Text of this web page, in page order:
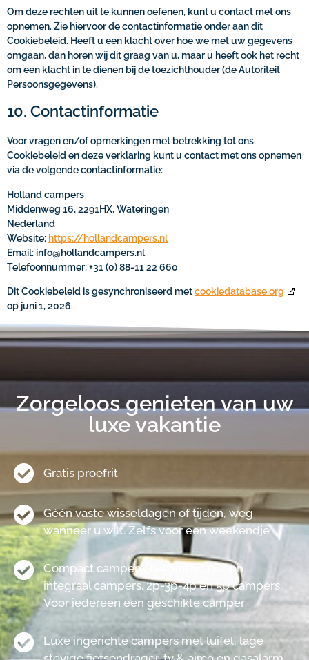
Om deze rechten uit te kunnen oefenen, kunt u contact met ons
opnemen. Zie hiervoor de contactinformatie onder aan dit
Cookiebeleid. Heeft u een klacht over hoe we met uw gegevens
omgaan, dan horen wij dit graag van u, maar u heeft ook het recht
om een klacht in te dienen bij de toezichthouder (de Autoriteit
Persoonsgegevens).
10. Contactinformatie
Voor vragen en/of opmerkingen met betrekking tot ons
Cookiebeleid en deze verklaring kunt u contact met ons opnemen
via de volgende contactinformatie:
Holland campers
Middenweg 16, 2291HX, Wateringen
Nederland
Website: https://hollandcampers.nl
Email: info@hollandcampers.nl
Telefoonnummer: +31 (0) 88-11 22 660
Dit Cookiebeleid is gesynchroniseerd metcookiedatabase.org
op juni 1, 2026.
Zorgeloos genieten van uw
luxe vakantie
Gratis proefrit
Géén vaste wisseldagen of tijden, weg
wanneer u wilt. Zelfs voor een weekendje
Compact campers, half-intergraal en
integraal campers. 2p-3p-4p en 5p campers.
Voor iedereen een geschikte camper
Luxe ingerichte campers met luifel, lage